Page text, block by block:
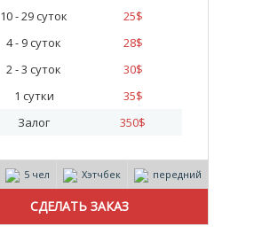
10 - 29 суток
25$
4 - 9 суток
28$
2 - 3 суток
30$
1 сутки
35$
Залог
350$
5 чел Хэтчбек передний